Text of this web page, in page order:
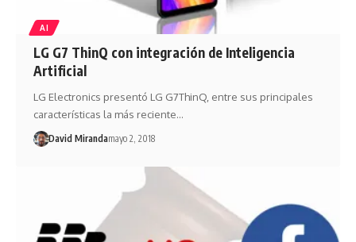
AI
LG G7 ThinQ con integración de Inteligencia
Artificial
LG Electronics presentó LG G7ThinQ, entre sus principales
características la más reciente…
David Mirandamayo 2, 2018